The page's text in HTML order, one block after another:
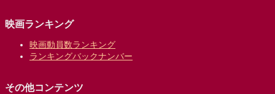
映画ランキング
映画動員数ランキング
ランキングバックナンバー
その他コンテンツ